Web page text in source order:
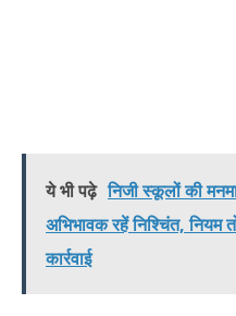
ये भी पढ़े निजी स्कूलों की
अभिभावक रहें निश्चिंत, नियम
कार्रवाई